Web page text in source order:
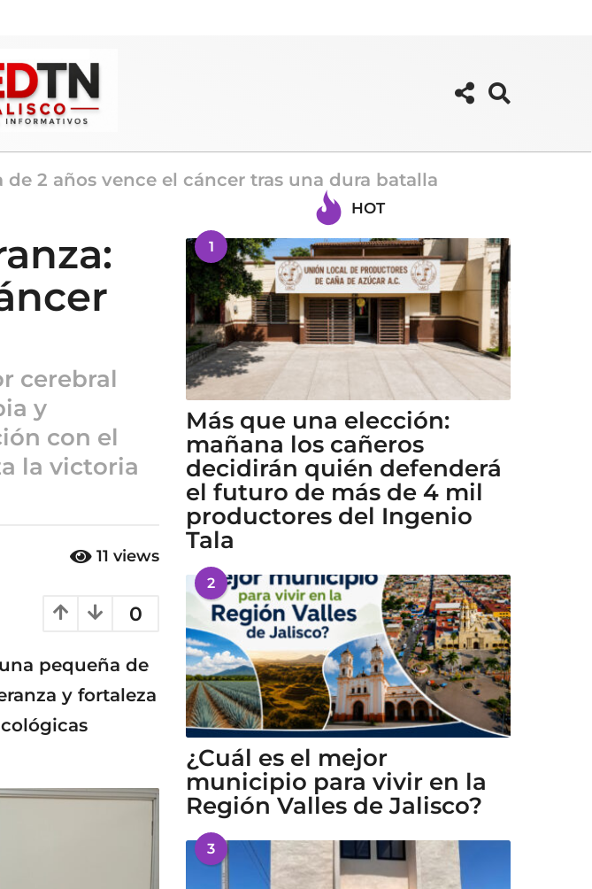
2 años vence el cáncer tras una dura batalla
cerebral
y
con el
la victoria
11 views
0
pequeña de
y fortaleza
HOT
1
Más que una elección:
mañana los cañeros
decidirán quién defenderá
el futuro de más de 4 mil
productores del Ingenio
Tala
2
¿Cuál es el mejor
municipio para vivir en la
Región Valles de Jalisco?
3